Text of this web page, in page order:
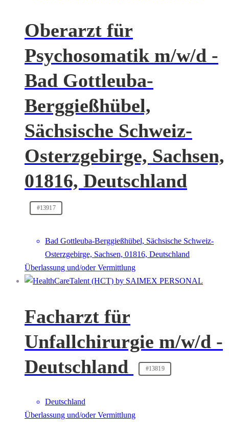
Oberarzt für
Psychosomatik m/w/d -
Bad Gottleuba-
Berggießhübel,
Sächsische Schweiz-
Osterzgebirge, Sachsen,
01816, Deutschland
#13917
Bad Gottleuba-Berggießhübel, Sächsische Schweiz-
Osterzgebirge, Sachsen, 01816, Deutschland
Überlassung und/oder Vermittlung
Facharzt für
Unfallchirurgie m/w/d -
Deutschland
#13819
Deutschland
Überlassung und/oder Vermittlung